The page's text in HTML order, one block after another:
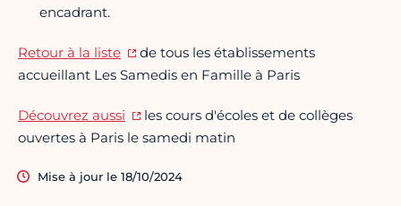
encadrant.
Retour à la liste
de tous les établissements
accueillant Les Samedis en Famille à Paris
Découvrez aussi
les cours d'écoles et de collèges
ouvertes à Paris le samedi matin
Mise à jour le 18/10/2024